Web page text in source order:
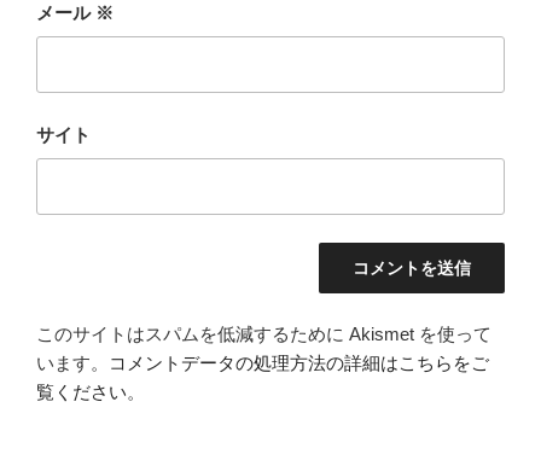
メール ※
サイト
このサイトはスパムを低減するために Akismet を使って
います。
コメントデータの処理方法の詳細はこちらをご
覧ください。